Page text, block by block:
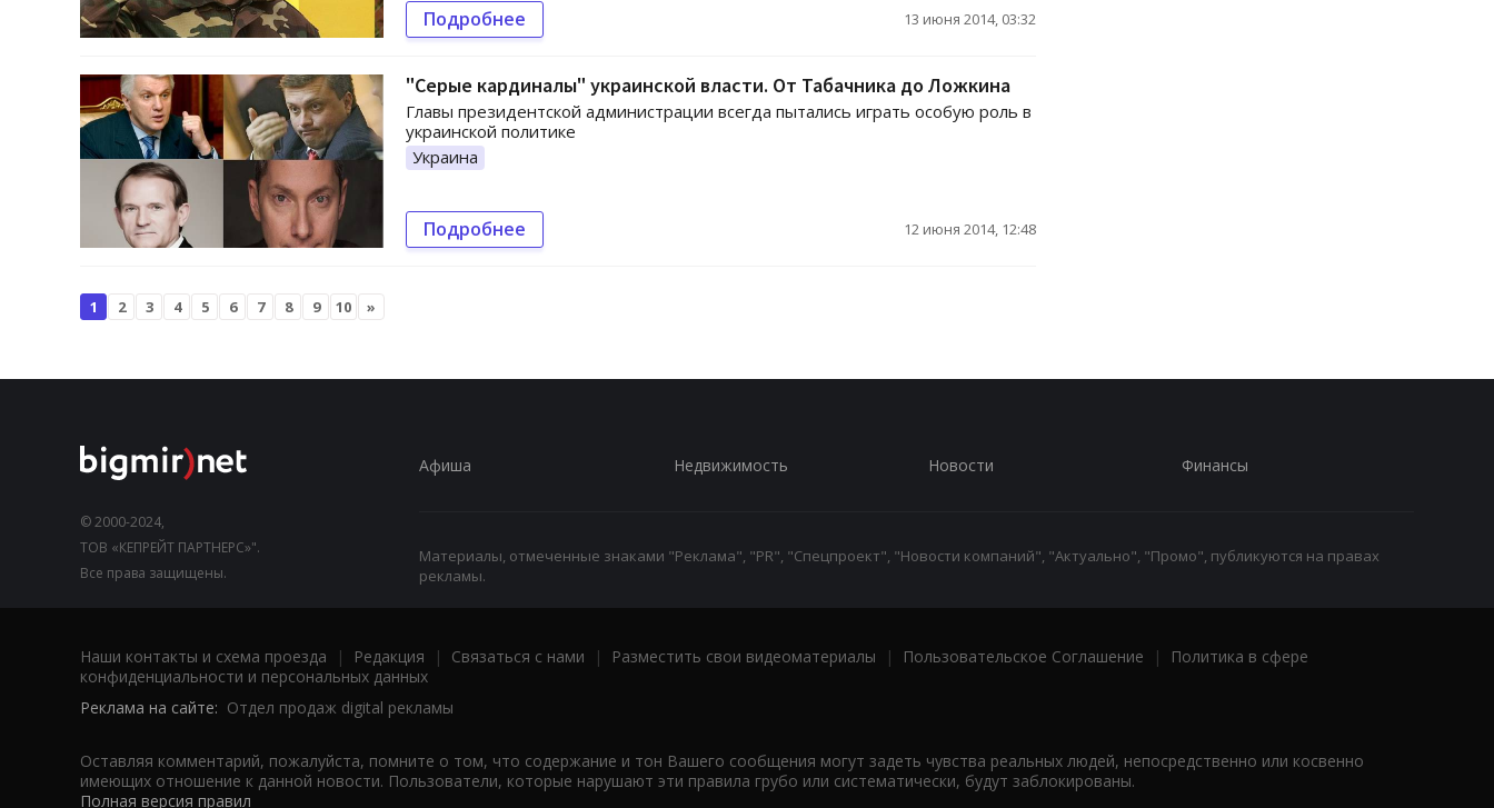
Подробнее 13 июня 2014, 03:32
"Серые кардиналы" украинской власти. От Табачника до Ложкина
Главы президентской администрации всегда пытались играть особую роль в
украинской политике
Украина
Подробнее 12 июня 2014, 12:48
1 2 3 4 5 6 7 8 9 10 »
© 2000-2024,
ТОВ «КЕПРЕЙТ ПАРТНЕРС»".
Все права защищены.
Афиша Недвижимость Новости Финансы
Материалы, отмеченные знаками "Реклама", "PR", "Спецпроект", "Новости компаний", "Актуально", "Промо", публикуются на правах
рекламы.
Наши контакты и схема проезда | Редакция | Связаться с нами | Разместить свои видеоматериалы | Пользовательское Соглашение |
Политика в сфере
конфиденциальности и персональных данных
Реклама на сайте: Отдел продаж digital рекламы
Оставляя комментарий, пожалуйста, помните о том, что содержание и тон Вашего сообщения могут задеть чувства реальных людей, непосредственно или косвенно
имеющих отношение к данной новости. Пользователи, которые нарушают эти правила грубо или систематически, будут заблокированы.
Полная версия правил